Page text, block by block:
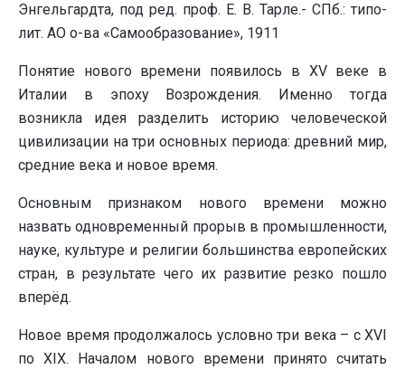
Энгельгардта, под ред. проф. Е. В. Тарле.- СПб.: типо-
лит. АО о-ва «Самообразование», 1911
Понятие нового времени появилось в XV веке в
Италии в эпоху Возрождения. Именно тогда
возникла идея разделить историю человеческой
цивилизации на три основных периода: древний мир,
средние века и новое время.
Основным признаком нового времени можно
назвать одновременный прорыв в промышленности,
науке, культуре и религии большинства европейских
стран, в результате чего их развитие резко пошло
вперёд.
Новое время продолжалось условно три века – с XVI
по XIX. Началом нового времени принято считать